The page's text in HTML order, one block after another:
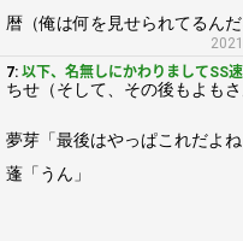
暦（俺は何を見せられてるんだ
7: 以下、名無しにかわりましてSS
ちせ（そして、その後もよも
夢芽「最後はやっぱこれだよね
蓬「うん」